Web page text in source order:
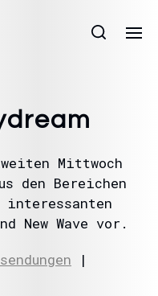
Mittwoch
den Bereichen
interessanten
New Wave vor.
|